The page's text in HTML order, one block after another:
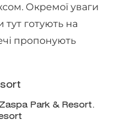
Окремої уваги
тут готують на
пропонують
Park & Resort.